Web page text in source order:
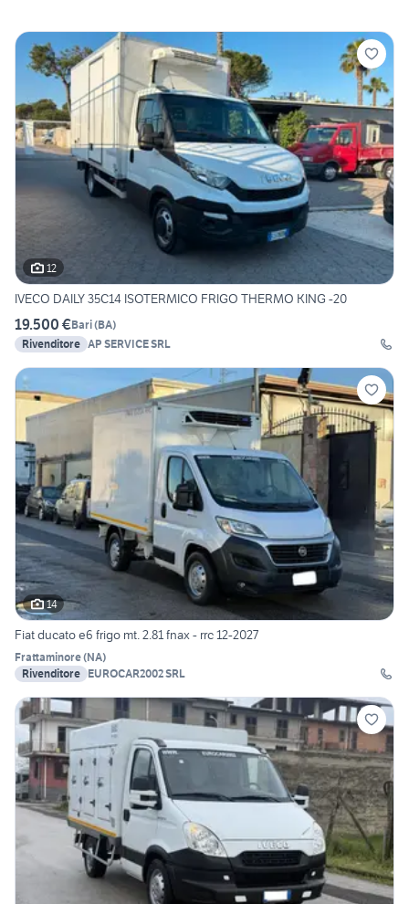
12
IVECO DAILY 35C14 ISOTERMICO FRIGO THERMO KING -20
19.500 €Bari(BA)
Rivenditore AP SERVICE SRL
14
Fiat ducato e6 frigo mt. 2.81 fnax - rrc 12-2027
Frattaminore(NA)
Rivenditore EUROCAR2002 SRL